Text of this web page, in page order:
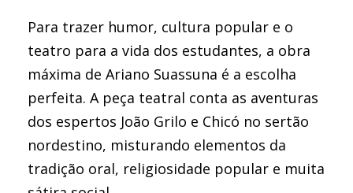
Para trazer humor, cultura popular e o
teatro para a vida dos estudantes, a obra
máxima de Ariano Suassuna é a escolha
perfeita. A peça teatral conta as aventuras
dos espertos João Grilo e Chicó no sertão
nordestino, misturando elementos da
tradição oral, religiosidade popular e muita